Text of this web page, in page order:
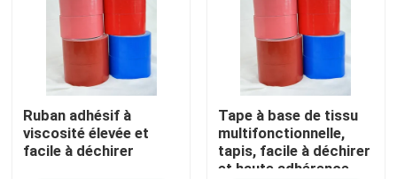
Aperçu
Ruban adhésif à
viscosité élevée et
facile à déchirer
Tape à base de tissu
multifonctionnelle,
tapis, facile à déchirer
et haute adhérence